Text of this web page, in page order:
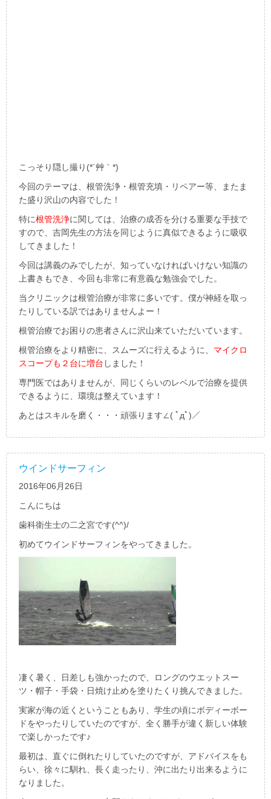
こっそり隠し撮り(*´艸｀*)
今回のテーマは、根管洗浄・根管充填・リペアー等、またま
た盛り沢山の内容でした！
特に根管洗浄に関しては、治療の成否を分ける重要な手技で
すので、吉岡先生の方法を同じように真似できるように吸収
してきました！
今回は講義のみでしたが、知っていなければいけない知識の
上書きもでき、今回も非常に有意義な勉強会でした。
当クリニックは根管治療が非常に多いです。僕が神経を取っ
たりしている訳ではありませんよー！
根管治療でお困りの患者さんに沢山来ていただいています。
根管治療をより精密に、スムーズに行えるように、 マイクロ
スコープも２台に増台 しました！
専門医ではありませんが、同じくらいのレベルで治療を提供
できるように、環境は整えています！
あとはスキルを磨く・・・頑張ります∠( ﾟдﾟ)／
ウインドサーフィン
2016年06月26日
こんにちは
歯科衛生士の二之宮です(^^)/
初めてウインドサーフィンをやってきました。
凄く暑く、日差しも強かったので、ロングのウエットスー
ツ・帽子・手袋・日焼け止めを塗りたくり挑んできました。
実家が海の近くということもあり、学生の頃にボディーボー
ドをやったりしていたのですが、全く勝手が違く新しい体験
で楽しかったです♪
最初は、直ぐに倒れたりしていたのですが、アドバイスをも
らい、徐々に馴れ、長く走ったり、沖に出たり出来るように
なりました。